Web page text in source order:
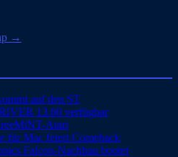
→
auf den ST
13.00 verfügbar
Atari
für Mac feiert Comeback
Falcon-Nachbau bootet